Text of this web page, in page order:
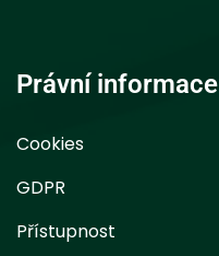
Právní informace
Cookies
GDPR
Přístupnost